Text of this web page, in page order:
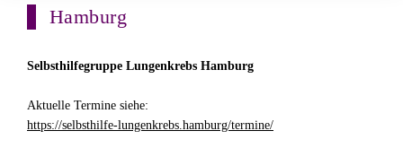
Hamburg
Selbsthilfegruppe Lungenkrebs Hamburg
Aktuelle Termine siehe:
https://selbsthilfe-lungenkrebs.hamburg/termine/